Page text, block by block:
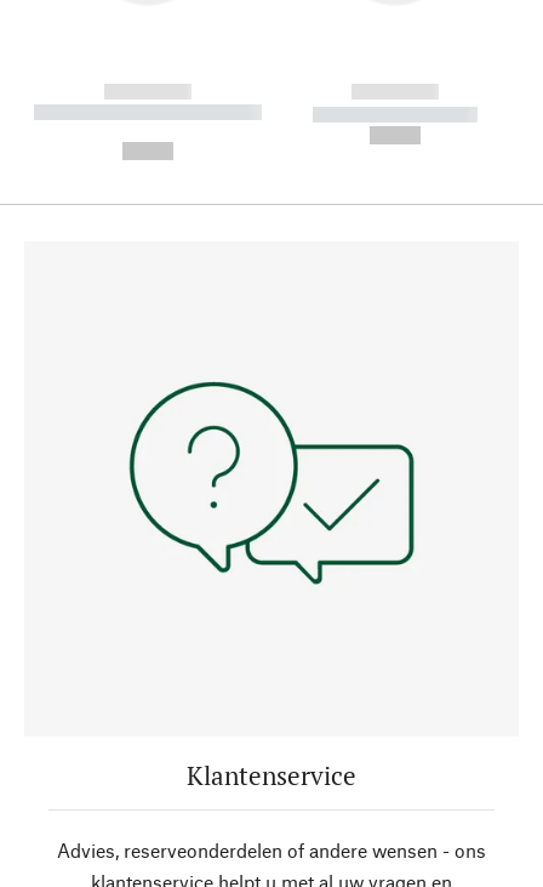
------------
----------- ----------- --------
------------
----------- -----------
Klantenservice
Advies, reserveonderdelen of andere wensen - ons
klantenservice helpt u met al uw vragen en